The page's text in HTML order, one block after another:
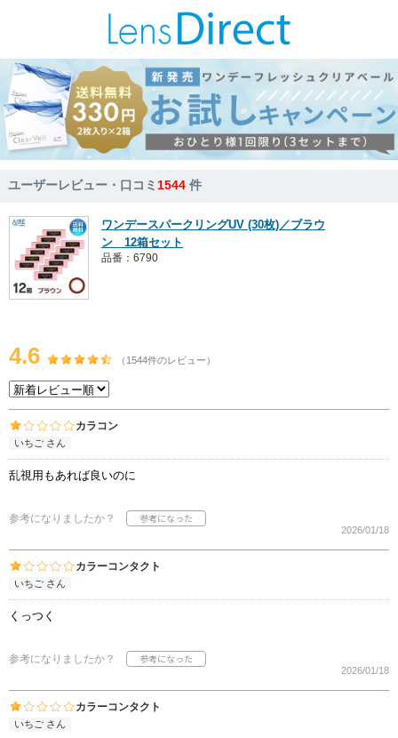
ユーザーレビュー・口コミ1544 件
ワンデースパークリングUV (30枚)／ブラウ
ン 12箱セット
品番：6790
4.6 （1544件のレビュー）
カラコン
いちご さん
乱視用もあれば良いのに
参考になりましたか？
2026/01/18
カラーコンタクト
いちご さん
くっつく
参考になりましたか？
2026/01/18
カラーコンタクト
いちご さん